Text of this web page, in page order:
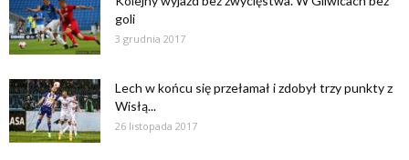
goli
3 grudnia 2017
Lech w końcu się przełamał i zdobył trzy punkty z
Wisłą...
26 listopada 2017